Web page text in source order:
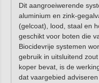
Dit aangroeiwerende
aluminium en zink-
(gelcoat), lood, staal en
geschikt voor boten die
Biocidevrije systemen
gebruik in uitsluitend
koper bevat, is de
dat vaargebied